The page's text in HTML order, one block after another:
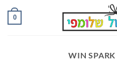
0
WIN SPARK